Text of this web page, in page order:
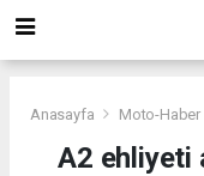
Anasayfa Moto-Haber
A2 ehliyeti